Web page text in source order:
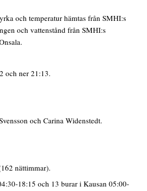
och temperatur hämtas från SMHI:s
och vattenstånd från SMHI:s
och ner 21:13.
och Carina Widenstedt.
nättimmar).
18:15 och 13 burar i Kausan 05:00-